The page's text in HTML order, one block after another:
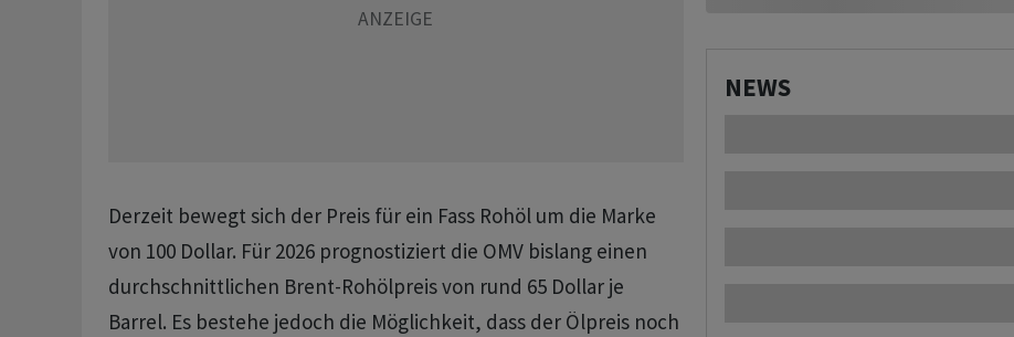
Derzeit bewegt sich der Preis für ein Fass Rohöl um die Marke
von 100 Dollar. Für 2026 prognostiziert die OMV bislang einen
durchschnittlichen ‌Brent-Rohölpreis von rund 65 Dollar je
Barrel. Es bestehe jedoch die Möglichkeit, dass der Ölpreis noch
NEWS